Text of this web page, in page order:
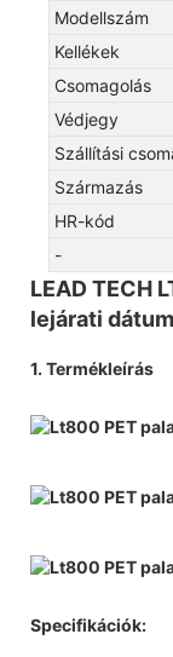
Modellszám
Kellékek
Csomagolás
Védjegy
Szállítási
Származás
HR-kód
-
LEAD TECH
lejárati
1. Termékleírás
Specifikációk: